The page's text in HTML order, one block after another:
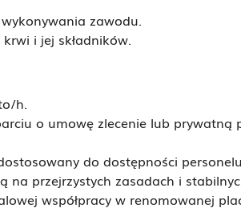
zawodu.
i jej składników.
h.
o umowę zlecenie lub prywatną
do dostępności
na przejrzystych zasadach i
współpracy w renomowanej